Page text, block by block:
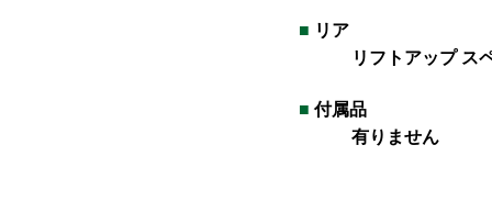
■ リア
リフトアップ ス
■ 付属品
有りません